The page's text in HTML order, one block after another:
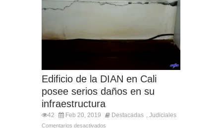
Edificio de la DIAN en Cali
posee serios daños en su
infraestructura
42 Feb 20, 2019 Destacadas Judiciales
Comentarios desactivados